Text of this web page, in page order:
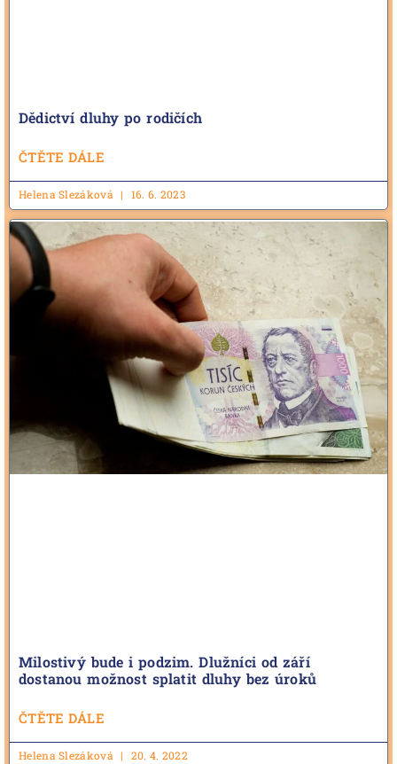
Dědictví dluhy po rodičích
ČTĚTE DÁLE
Helena Slezáková 16. 6. 2023
Milostivý bude i podzim. Dlužníci od září
dostanou možnost splatit dluhy bez úroků
ČTĚTE DÁLE
Helena Slezáková 20. 4. 2022